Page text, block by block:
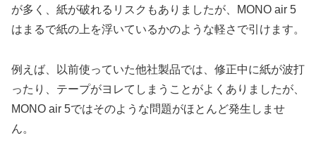
が多く、紙が破れるリスクもありましたが、MONO air 5
はまるで紙の上を浮いているかのような軽さで引けます。
例えば、以前使っていた他社製品では、修正中に紙が波打
ったり、テープがヨレてしまうことがよくありましたが、
MONO air 5ではそのような問題がほとんど発生しませ
ん。